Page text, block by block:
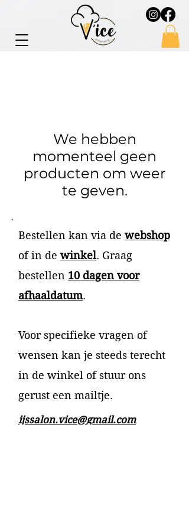
We hebben
momenteel geen
producten om weer
te geven.
Bestellen kan via de webshop
of in de winkel. Graag
bestellen 10 dagen voor
afhaaldatum.
Voor specifieke vragen of
wensen kan je steeds terecht
in de winkel of stuur ons
gerust een mailtje.
ijssalon.vice@gmail.com